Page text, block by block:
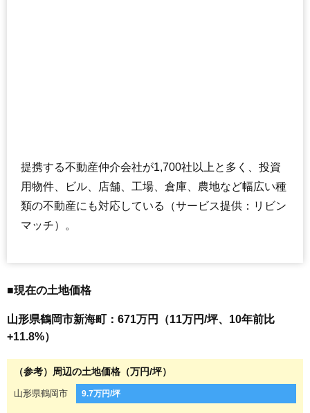
提携する不動産仲介会社が1,700社以上と多く、投資
用物件、ビル、店舗、工場、倉庫、農地など幅広い種
類の不動産にも対応している（サービス提供：リビン
マッチ）。
■現在の土地価格
山形県鶴岡市新海町：671万円（11万円/坪、10年前比
+11.8%）
（参考）周辺の土地価格（万円/坪）
山形県鶴岡市 9.7万円/坪